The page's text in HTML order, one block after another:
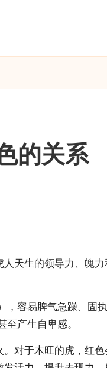
的关系
天生的领导力、魄
，容易脾气急躁、固
产生自卑感。
对于木旺的虎，红